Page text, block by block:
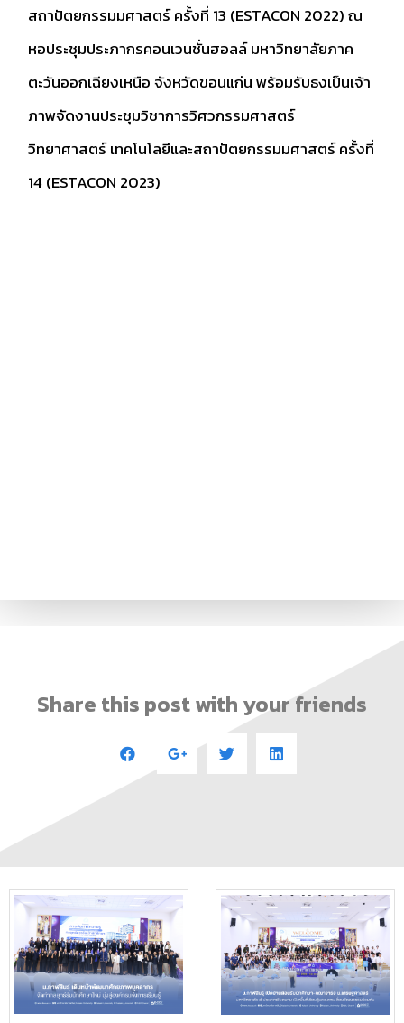
สถาปัตยกรรมมศาสตร์ ครั้งที่ 13 (ESTACON 2022) ณ
หอประชุมประภากรคอนเวนชั่นฮอลล์ มหาวิทยาลัยภาค
ตะวันออกเฉียงเหนือ จังหวัดขอนแก่น พร้อมรับธงเป็นเจ้า
ภาพจัดงานประชุมวิชาการวิศวกรรมศาสตร์
วิทยาศาสตร์ เทคโนโลยีและสถาปัตยกรรมมศาสตร์ ครั้งที่
14 (ESTACON 2023)
Share this post with your friends